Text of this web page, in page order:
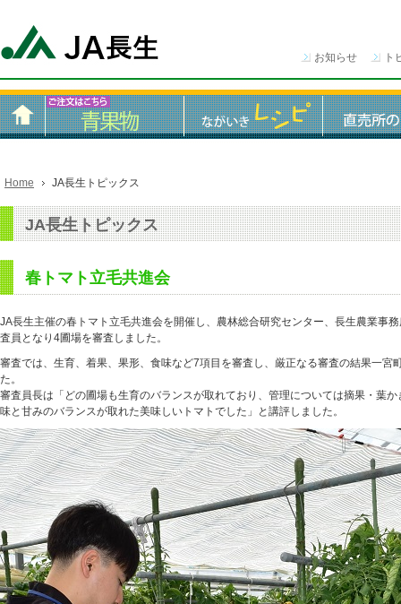
お知らせ ト
Home JA長生トピックス
JA長生トピックス
春トマト立毛共進会
JA長生主催の春トマト立毛共進会を開催し、農林総合研究センター、長生農業事
査員となり4圃場を審査しました。
審査では、生育、着果、果形、食味など7項目を審査し、厳正なる審査の結果一宮
た。
審査員長は「どの圃場も生育のバランスが取れており、管理については摘果・葉
味と甘みのバランスが取れた美味しいトマトでした」と講評しました。